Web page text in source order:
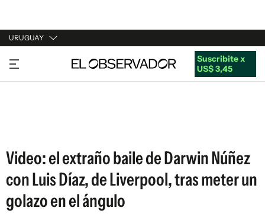
URUGUAY
URUGUAY
ARGENTINA
Suscribite x
US$ 3,45
Video: el extraño baile de Darwin Núñez
con Luis Díaz, de Liverpool, tras meter un
golazo en el ángulo